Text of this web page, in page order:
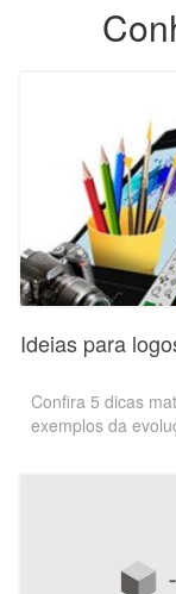
Ideias para
Confira 5 dicas
exemplos da